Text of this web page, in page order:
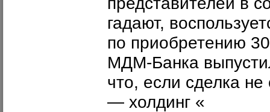
гадают,
по приобретению
МДМ-Банка
что, если сделка
— холдинг «